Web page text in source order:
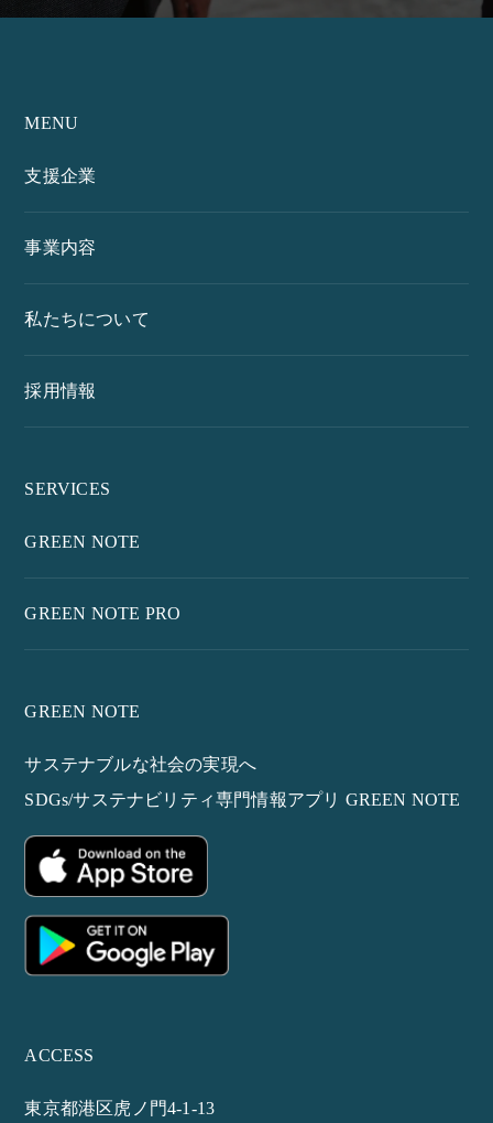
MENU
支援企業
事業内容
私たちについて
採用情報
SERVICES
GREEN NOTE
GREEN NOTE PRO
GREEN NOTE
サステナブルな社会の実現へ
SDGs/サステナビリティ専門情報アプリ GREEN NOTE
ACCESS
東京都港区虎ノ門4-1-13